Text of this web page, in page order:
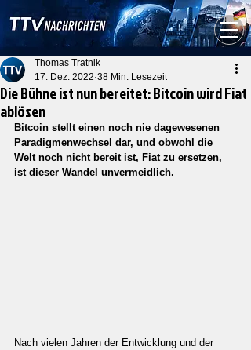
Die Bühne ist nun bereitet: Bitcoin wird Fiat
ablösen
Thomas Tratnik
17. Dez. 2022 38 Min. Lesezeit
Bitcoin stellt einen noch nie dagewesenen
Paradigmenwechsel dar, und obwohl die
Welt noch nicht bereit ist, Fiat zu ersetzen,
ist dieser Wandel unvermeidlich.
Nach vielen Jahren der Entwicklung und der